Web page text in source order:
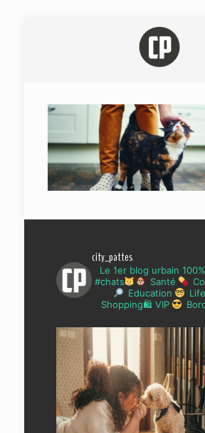
city_pattes
Le 1er blog urbain
#chats
Santé
Education
Shopping🛍 VIP